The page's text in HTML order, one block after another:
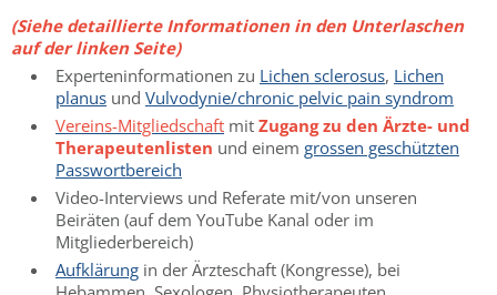
(Siehe detaillierte Informationen in den Unterlaschen
auf der linken Seite)
Experteninformationen zu Lichen sclerosus, Lichen
planus und Vulvodynie/chronic pelvic pain syndrom
Vereins-Mitgliedschaft mit Zugang zu den Ärzte- und
Therapeutenlisten und einem grossen geschützten
Passwortbereich
Video-Interviews und Referate mit/von unseren
Beiräten (auf dem YouTube Kanal oder im
Mitgliederbereich)
Aufklärung in der Ärzteschaft (Kongresse), bei